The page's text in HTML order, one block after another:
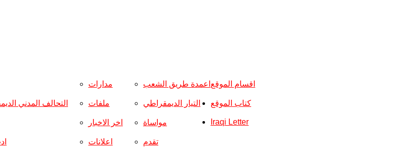
اقسام الموقع
التحالف المدني
مدارات
ملفات
اخر الاخبار
اعلانات
اعمدة طريق الشعب
التيار الديمقراطي
مواساة
تقدم
كتاب الموقع
Iraqi Letter